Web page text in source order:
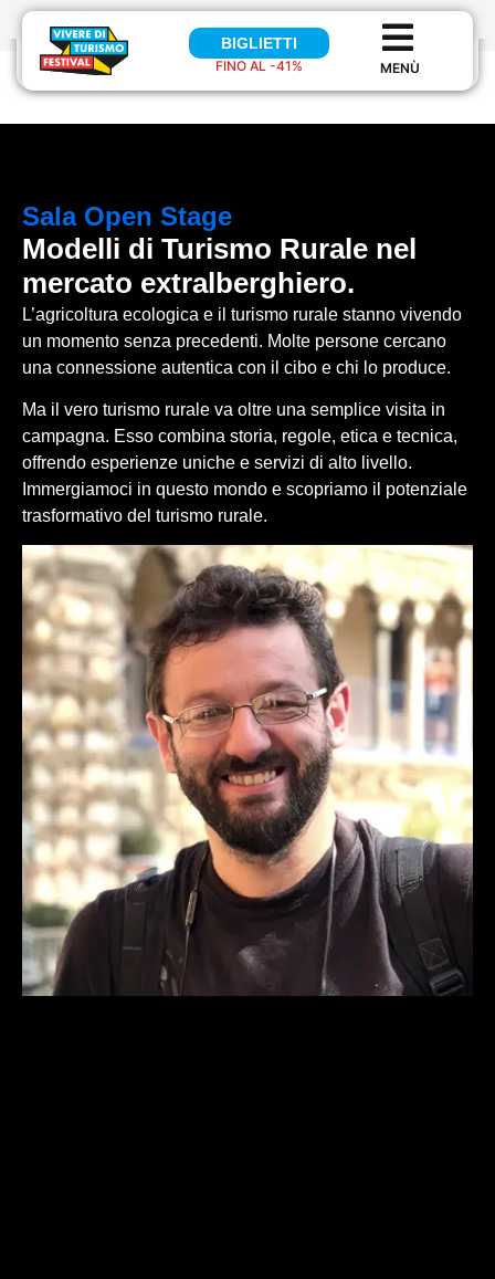
BIGLIETTI
FINO AL 41%
BIGLIETTI
FINO AL -41%
Sala Open Stage
Modelli di Turismo Rurale nel
mercato extralberghiero.
L’agricoltura ecologica e il turismo rurale stanno vivendo
un momento senza precedenti. Molte persone cercano
una connessione autentica con il cibo e chi lo produce.
Ma il vero turismo rurale va oltre una semplice visita in
campagna. Esso combina storia, regole, etica e tecnica,
offrendo esperienze uniche e servizi di alto livello.
Immergiamoci in questo mondo e scopriamo il potenziale
trasformativo del turismo rurale.